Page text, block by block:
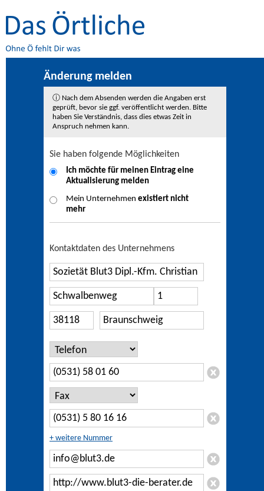
Änderung melden
ⓘ Nach dem Absenden werden die Angaben erst
geprüft, bevor sie ggf. veröffentlicht werden. Bitte
haben Sie Verständnis, dass dies etwas Zeit in
Anspruch nehmen kann.
Sie haben folgende Möglichkeiten
Ich möchte für meinen Eintrag eine
Aktualisierung melden
Mein Unternehmen existiert nicht
mehr
Kontaktdaten des Unternehmens
+ weitere Nummer